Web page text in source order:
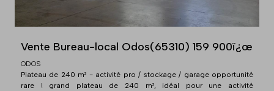
Vente Bureau-local Odos(65310) 159 900ï¿œ
ODOS
Plateau de 240 m² - activité pro / stockage / garage opportunité
rare ! grand plateau de 240 m², idéal pour une activité